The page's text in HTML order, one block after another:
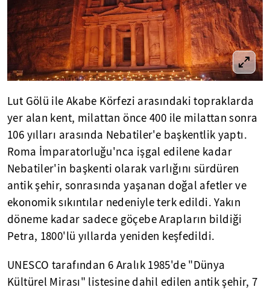
Lut Gölü ile Akabe Körfezi arasındaki topraklarda
yer alan kent, milattan önce 400 ile milattan sonra
106 yılları arasında Nebatiler'e başkentlik yaptı.
Roma İmparatorluğu'nca işgal edilene kadar
Nebatiler'in başkenti olarak varlığını sürdüren
antik şehir, sonrasında yaşanan doğal afetler ve
ekonomik sıkıntılar nedeniyle terk edildi. Yakın
döneme kadar sadece göçebe Arapların bildiği
Petra, 1800'lü yıllarda yeniden keşfedildi.
UNESCO tarafından 6 Aralık 1985'de "Dünya
Kültürel Mirası" listesine dahil edilen antik şehir, 7